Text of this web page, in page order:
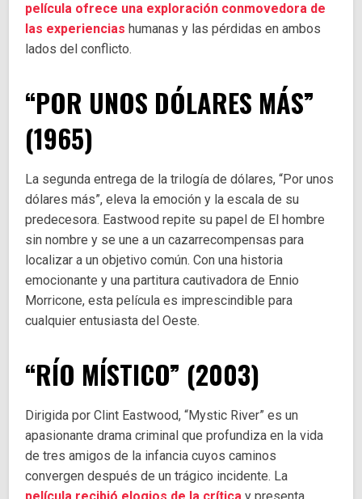
película ofrece una exploración conmovedora de
las experiencias humanas y las pérdidas en ambos
lados del conflicto.
“POR UNOS DÓLARES MÁS”
(1965)
La segunda entrega de la trilogía de dólares, “Por unos
dólares más”, eleva la emoción y la escala de su
predecesora. Eastwood repite su papel de El hombre
sin nombre y se une a un cazarrecompensas para
localizar a un objetivo común. Con una historia
emocionante y una partitura cautivadora de Ennio
Morricone, esta película es imprescindible para
cualquier entusiasta del Oeste.
“RÍO MÍSTICO” (2003)
Dirigida por Clint Eastwood, “Mystic River” es un
apasionante drama criminal que profundiza en la vida
de tres amigos de la infancia cuyos caminos
convergen después de un trágico incidente. La